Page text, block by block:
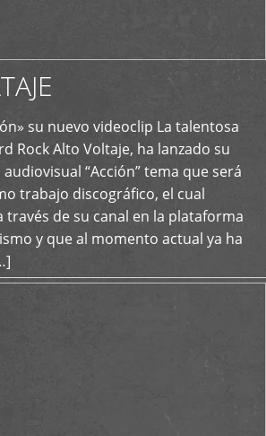
su nuevo videoclip La talentosa
Rock Alto Voltaje, ha lanzado su
“Acción” tema que será
trabajo discográfico, el cual
través de su canal en la plataforma
y que al momento actual ya ha
+